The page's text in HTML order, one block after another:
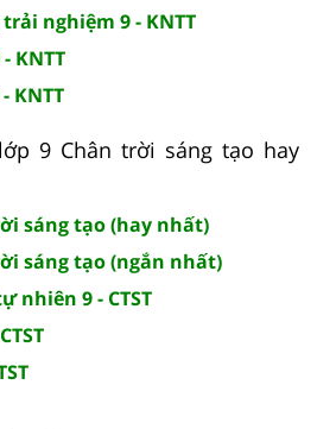
nghiệm 9 - KNTT
KNTT
KNTT
9 Chân trời sáng tạo hay
sáng tạo (hay nhất)
sáng tạo (ngắn nhất)
nhiên 9 - CTST